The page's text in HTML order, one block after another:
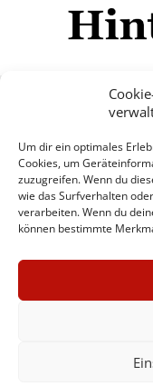
Um dir ein optimales
Cookies, um
zuzugreifen. Wenn du
wie das Surfverhalten
verarbeiten. Wenn du
können bestimmte
©
Zum